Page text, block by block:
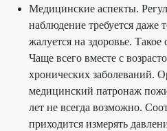
Медицинские аспекты.
наблюдение требуется даже
жалуется на здоровье. Такое
Чаще всего вместе с
хронических заболеваний.
медицинский патронаж
лет не всегда возможно.
приходится измерять